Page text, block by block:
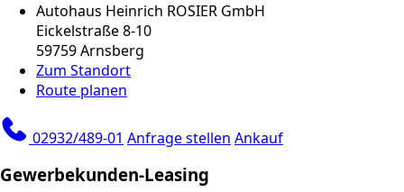
Autohaus Heinrich ROSIER GmbH
Eickelstraße 8-10
59759 Arnsberg
Zum Standort
Route planen
02932/489-01 Anfrage stellen Ankauf
Gewerbekunden-Leasing